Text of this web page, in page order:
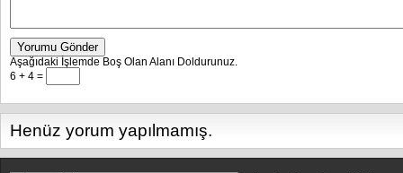
Yorumu Gönder
Aşağıdaki İşlemde Boş Olan Alanı Doldurunuz.
6 + 4 =
Henüz yorum yapılmamış.